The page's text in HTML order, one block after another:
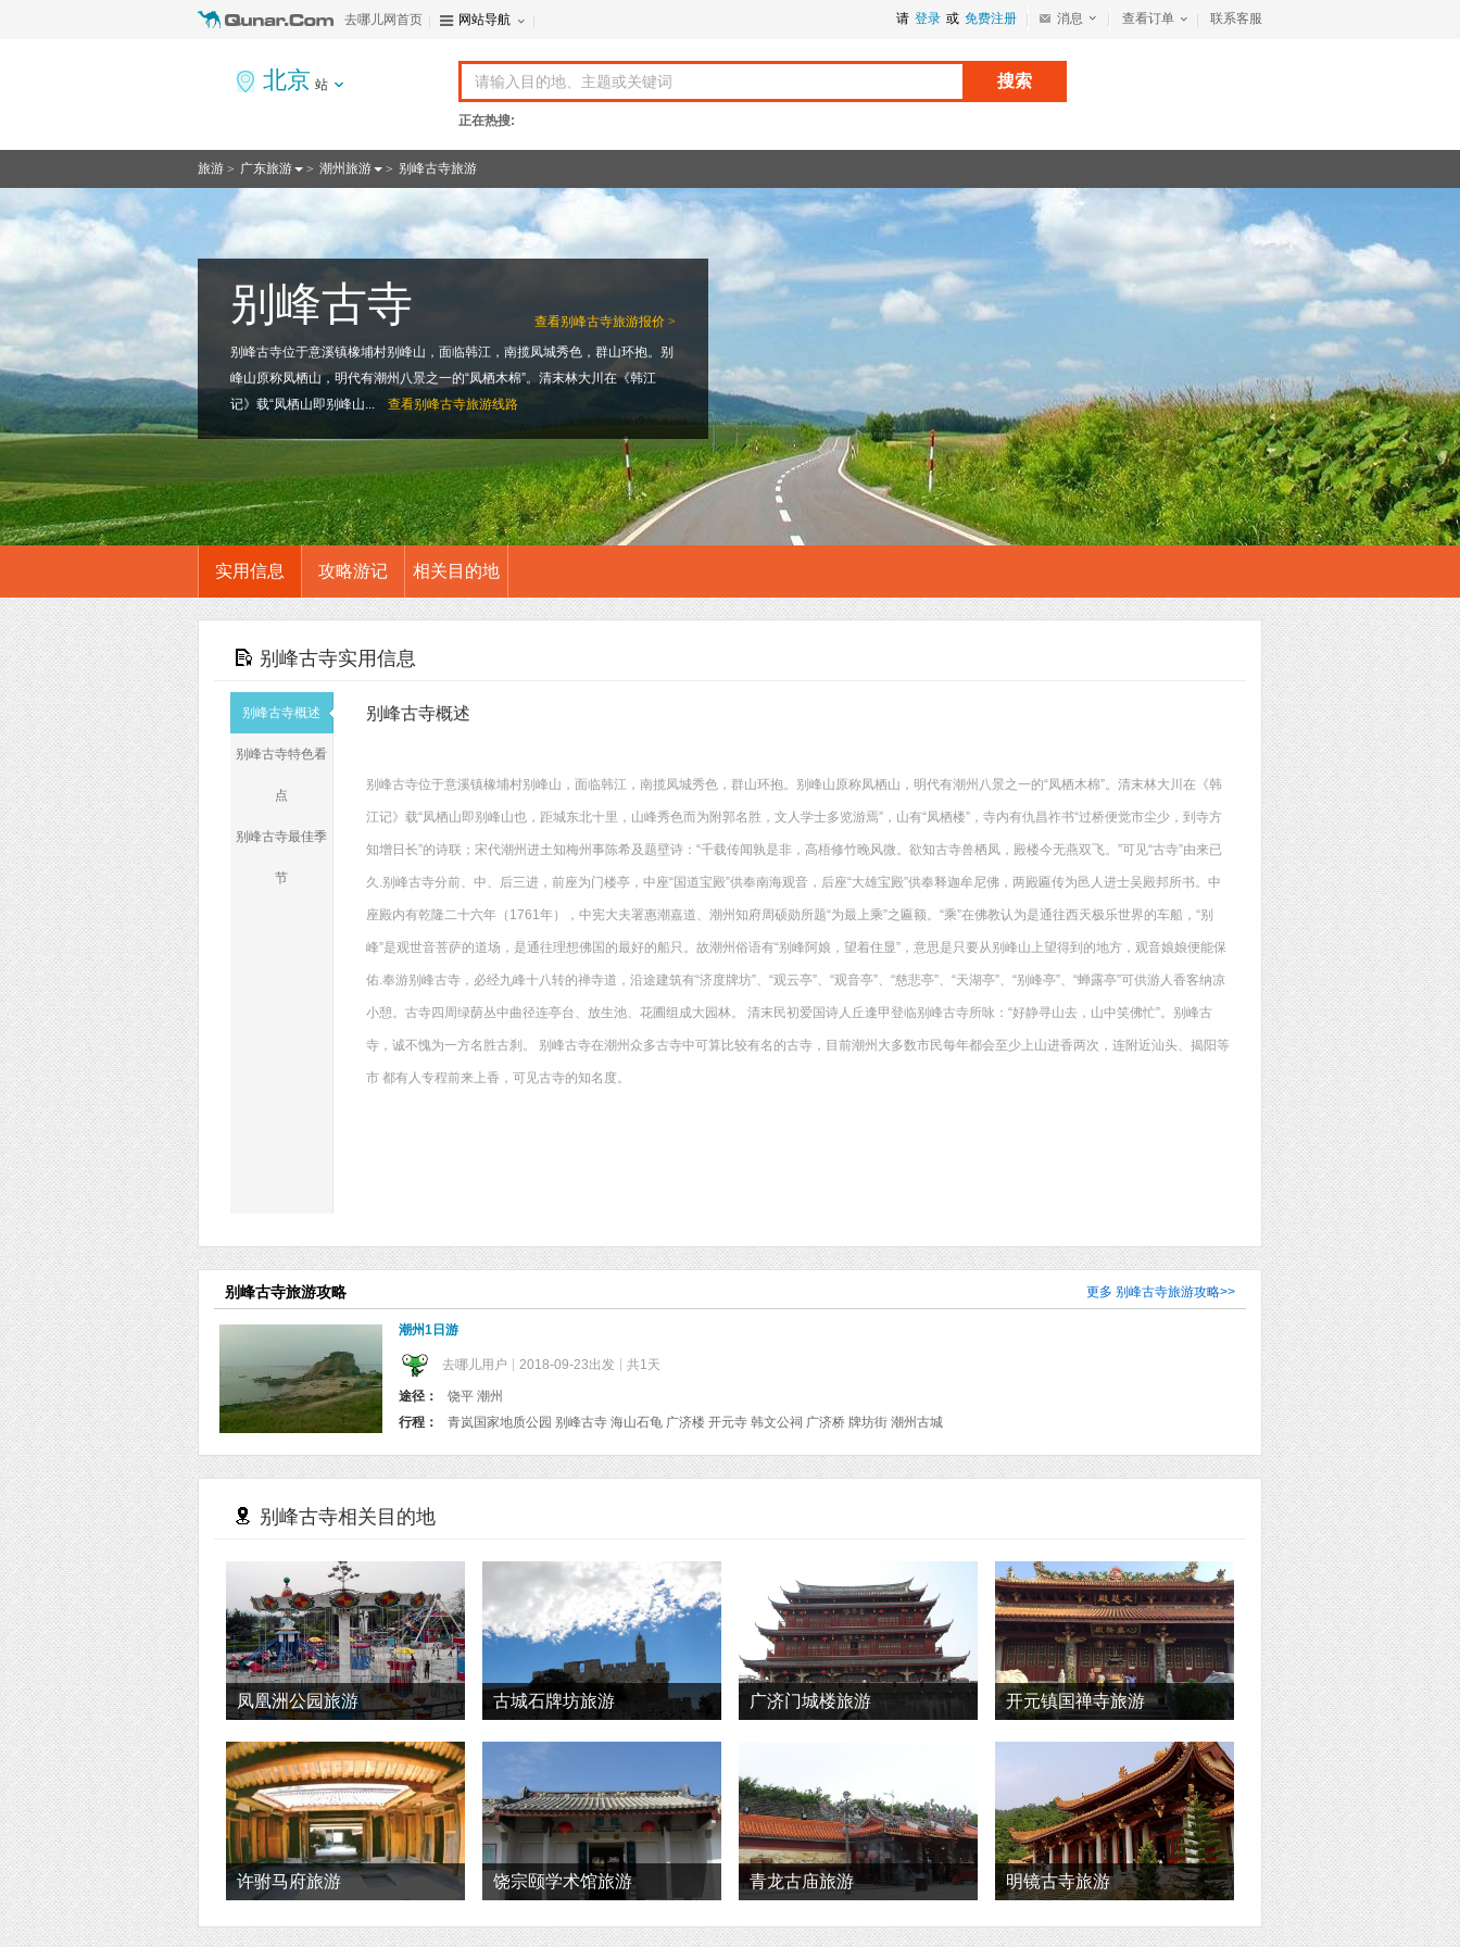
请 登录 或 免费注册 消息 查看订单 联系客服
去哪儿网首页 网站导航
北京 站 搜索
正在热搜:
旅游 > 广东旅游 > 潮州旅游 > 别峰古寺旅游
查看别峰古寺旅游报价 >
别峰古寺
别峰古寺位于意溪镇橡埔村别峰山，面临韩江，南揽凤城秀色，群山环抱。别
峰山原称凤栖山，明代有潮州八景之一的“凤栖木棉”。清末林大川在《韩江
记》载“凤栖山即别峰山...
查看别峰古寺旅游线路
实用信息 攻略游记 相关目的地
别峰古寺实用信息
别峰古寺概述
别峰古寺特色看
点
别峰古寺最佳季
节
别峰古寺概述
别峰古寺位于意溪镇橡埔村别峰山，面临韩江，南揽凤城秀色，群山环抱。别峰山原称凤栖山，明代有潮州八景之一的“凤栖木棉”。清末林大川在《韩
江记》载“凤栖山即别峰山也，距城东北十里，山峰秀色而为附郭名胜，文人学士多览游焉”，山有“凤栖楼”，寺内有仇昌祚书“过桥便觉市尘少，到寺方
知增日长”的诗联；宋代潮州进土知梅州事陈希及题壁诗：“千载传闻孰是非，高梧修竹晚风微。欲知古寺兽栖凤，殿楼今无燕双飞。”可见“古寺”由来已
久.别峰古寺分前、中、后三进，前座为门楼亭，中座“国道宝殿”供奉南海观音，后座“大雄宝殿”供奉释迦牟尼佛，两殿匾传为邑人进士吴殿邦所书。中
座殿内有乾隆二十六年（1761年），中宪大夫署惠潮嘉道、潮州知府周硕勋所题“为最上乘”之匾额。“乘”在佛教认为是通往西天极乐世界的车船，“别
峰”是观世音菩萨的道场，是通往理想佛国的最好的船只。故潮州俗语有“别峰阿娘，望着住显”，意思是只要从别峰山上望得到的地方，观音娘娘便能保
佑.奉游别峰古寺，必经九峰十八转的禅寺道，沿途建筑有“济度牌坊”、“观云亭”、“观音亭”、“慈悲亭”、“天湖亭”、“别峰亭”、“蝉露亭”可供游人香客纳凉
小憩。古寺四周绿荫丛中曲径连亭台、放生池、花圃组成大园林。 清末民初爱国诗人丘逢甲登临别峰古寺所咏：“好静寻山去，山中笑佛忙”。别峰古
寺，诚不愧为一方名胜古刹。 别峰古寺在潮州众多古寺中可算比较有名的古寺，目前潮州大多数市民每年都会至少上山进香两次，连附近汕头、揭阳等
市 都有人专程前来上香，可见古寺的知名度。
别峰古寺旅游攻略 更多 别峰古寺旅游攻略>>
潮州1日游
去哪儿用户 2018-09-23出发 共1天
途径：
饶平 潮州
行程：
青岚国家地质公园 别峰古寺 海山石龟 广济楼 开元寺 韩文公祠 广济桥 牌坊街 潮州古城
别峰古寺相关目的地
凤凰洲公园旅游 古城石牌坊旅游 广济门城楼旅游 开元镇国禅寺旅游
许驸马府旅游 饶宗颐学术馆旅游 青龙古庙旅游 明镜古寺旅游